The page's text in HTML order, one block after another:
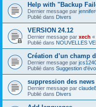
Help with "Backup
Dernier message par
Publié dans Divers
VERSION 24.12
Dernier message par xech «
Publié dans NOUVELLES
Création d’un champ
Dernier message par
Publié dans Suggestion
suppression des news
Dernier message par
Publié dans Divers